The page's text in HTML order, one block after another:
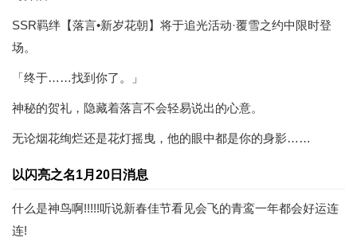
SSR羁绊【落言•新岁花朝】将于追光活动·覆雪之约中限时登
场。
「终于……找到你了。」
神秘的贺礼，隐藏着落言不会轻易说出的心意。
无论烟花绚烂还是花灯摇曳，他的眼中都是你的身影……
以闪亮之名1月20日消息
什么是神鸟啊!!!!!听说新春佳节看见会飞的青鸾一年都会好运连
连!